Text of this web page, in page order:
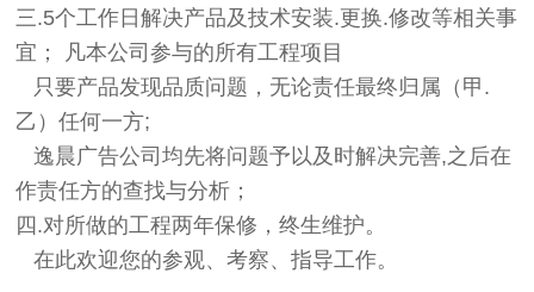
三.5个工作日解决产品及技术安装.更换.修改等相关事
宜； 凡本公司参与的所有工程项目
只要产品发现品质问题，无论责任最终归属（甲.
乙）任何一方;
逸晨广告公司均先将问题予以及时解决完善,之后在
作责任方的查找与分析；
四.对所做的工程两年保修，终生维护。
在此欢迎您的参观、考察、指导工作。